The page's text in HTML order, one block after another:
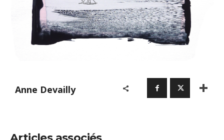
Anne Devailly
Articles associés